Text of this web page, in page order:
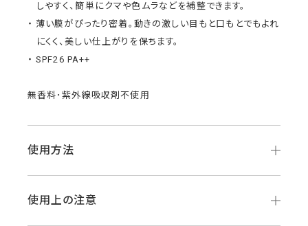
しやすく、簡単にクマや色ムラなどを補整できます。
薄い膜がぴったり密着。動きの激しい目もと口もとでもよれ
にくく、美しい仕上がりを保ちます。
SPF26 PA++
無香料･紫外線吸収剤不使用
使用方法
使用上の注意